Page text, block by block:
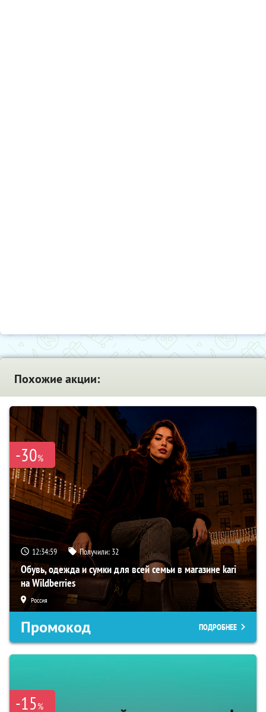
Похожие акции:
-30%
12:34:58 Получили: 32
Обувь, одежда и сумки для всей семьи в магазине kari
на Wildberries
Россия
Промокод ПОДРОБНЕЕ
-15%